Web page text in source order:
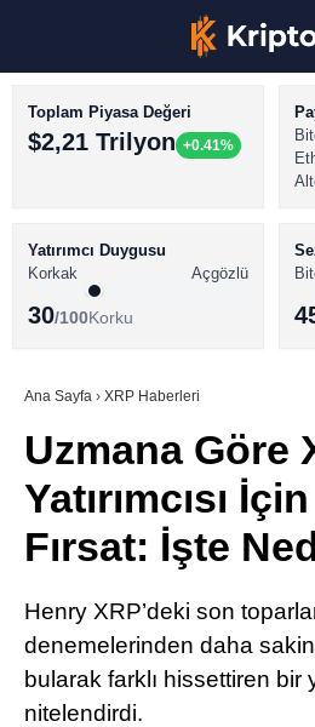
BİTCOİN HABERLERİ
ALTCOİN HABERLERİ
SÖZLÜK
Toplam Piyasa Değeri
$2,21 Trilyon +0.41%
Yatırımcı Duygusu
Korkak
Açgözlü
30/100Korku
Ana Sayfa › XRP Haberleri
Uzmana Göre
Yatırımcısı
Fırsat: İşte
Henry XRP’deki son
denemelerinden daha
bularak farklı hissettiren bir
nitelendirdi.